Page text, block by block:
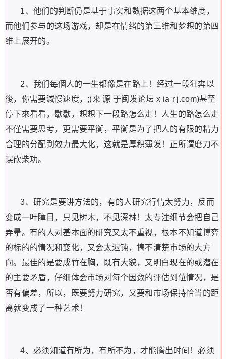
1、他们的判断仍是基于事实和数据这两个基本维度，
而他们参与的这场游戏，却是在情绪的第三维和梦想的第四
维上展开的。
2、我们每個人的一生都像是在路上！经过一段狂奔以
後，你需要減慢速度，;(来 源 于闽发论坛 x ia r j.com)甚至
停下來看看，歇歇，想想下一段路怎么走！人生的路怎么走
不僅需要思考，更需要平衡，平衡是为了把人的有限的精力
合理的分配到效力最大化，这就是厚积薄发！正所谓磨刀不
误砍柴功。
3、研究是要讲方法的，有的人研究行情太努力，反而
变成一叶障目，只见树木，不见深林！太专注细节会把自己
弄晕。有的人对基本面的研究又太不重视，根本不知道博弈
的标的的情况和变化，又会太迟钝，搞不清楚市场的大方
向。最佳的是要成竹在胸，既有大貌，又明白现在的或潜在
的主要矛盾，仔细体会市场对每个因数的评估到位情况，是
否有偏差，所以，既要努力研究，又要和市场保持恰当的距
离就变成了一种艺术！
4、必须知道有所为，有所不为，才能腾出时间！必须